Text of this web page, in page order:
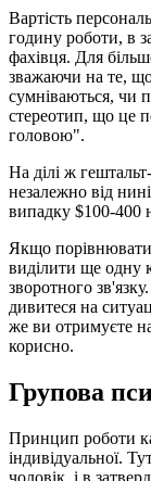
Вартість
годину роботи, в
фахівця. Для
зважаючи на те, що
сумніваються, чи
стереотип, що це
головою".
На ділі ж
незалежно від
випадку $100-400
Якщо
виділити ще одну
зворотного
дивитеся на
же ви отримуєте
корисно.
Групова
Принцип роботи
індивідуальної.